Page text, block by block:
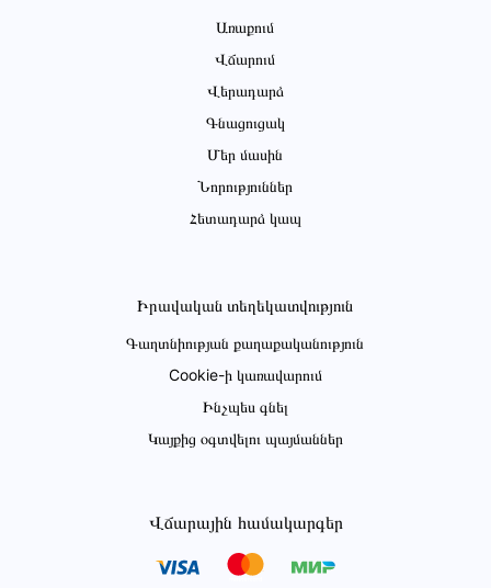
Առաքում
Վճարում
Վերադարձ
Գնացուցակ
Մեր մասին
Նորություններ
Հետադարձ կապ
Իրավական տեղեկատվություն
Գաղտնիության քաղաքականություն
Cookie-ի կառավարում
Ինչպես գնել
Կայքից օգտվելու պայմաններ
Վճարային համակարգեր